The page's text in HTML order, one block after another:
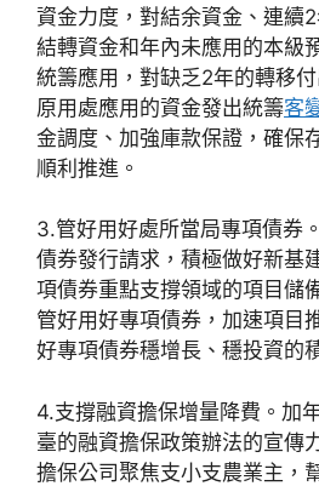
資金力度，對結余資金、連續
結轉資金和年內未應用的本級
統籌應用，對缺乏2年的轉移
原用處應用的資金發出統籌客
金調度、加強庫款保證，確保
順利推進。
3.管好用好處所當局專項債券
債券發行請求，積極做好新基
項債券重點支撐領域的項目儲
管好用好專項債券，加速項目
好專項債券穩增長、穩投資的
4.支撐融資擔保增量降費。加
臺的融資擔保政策辦法的宣傳
擔保公司聚焦支小支農業主，